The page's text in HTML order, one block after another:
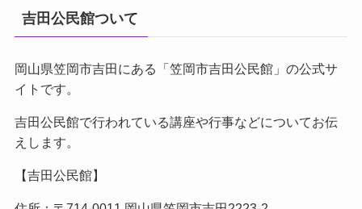
吉田公民館ついて
岡山県笠岡市吉田にある「笠岡市吉田公民館」の公式サ
イトです。
吉田公民館で行われている講座や行事などについてお伝
えします。
【吉田公民館】